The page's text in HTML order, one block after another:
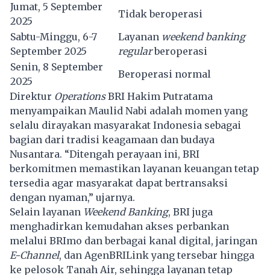
Jumat, 5 September
2025
Tidak beroperasi
Sabtu-Minggu, 6-7
September 2025
Layanan weekend banking
regularberoperasi
Senin, 8 September
2025
Beroperasi normal
Direktur OperationsBRI Hakim Putratama
menyampaikan Maulid Nabi adalah momen yang
selalu dirayakan masyarakat Indonesia sebagai
bagian dari tradisi keagamaan dan budaya
Nusantara. “Ditengah perayaan ini, BRI
berkomitmen memastikan layanan keuangan tetap
tersedia agar masyarakat dapat bertransaksi
dengan nyaman,” ujarnya.
Selain layanan Weekend Banking, BRI juga
menghadirkan kemudahan akses perbankan
melalui BRImo dan berbagai kanal digital, jaringan
E-Channel, dan AgenBRILink yang tersebar hingga
ke pelosok Tanah Air, sehingga layanan tetap